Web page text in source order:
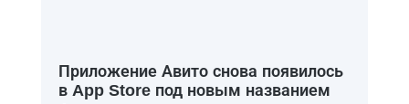
Приложение Авито снова появилось
в App Store под новым названием